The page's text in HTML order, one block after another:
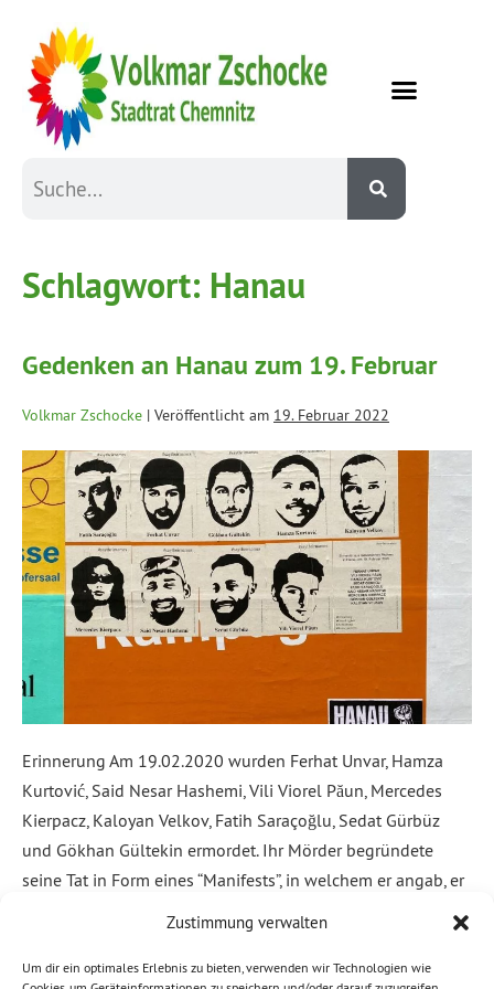
Zustimmung verwalten
Um dir ein optimales Erlebnis zu bieten, verwenden wir Technologien wie
Schlagwort: Hanau
Gedenken an Hanau zum 19. Februar
Volkmar Zschocke | Veröffentlicht am 19. Februar 2022
Erinnerung Am 19.02.2020 wurden Ferhat Unvar, Hamza
Kurtović, Said Nesar Hashemi, Vili Viorel Păun, Mercedes
Kierpacz, Kaloyan Velkov, Fatih Saraçoğlu, Sedat Gürbüz
und Gökhan Gültekin ermordet. Ihr Mörder begründete
seine Tat in Form eines “Manifests”, in welchem er angab, er